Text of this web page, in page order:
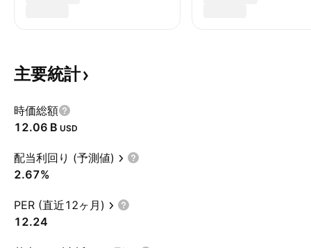
主要統計
時価総額
‪12.06 B‬ USD
配当利回り (予測値)
2.67%
PER (直近12ヶ月)
12.24